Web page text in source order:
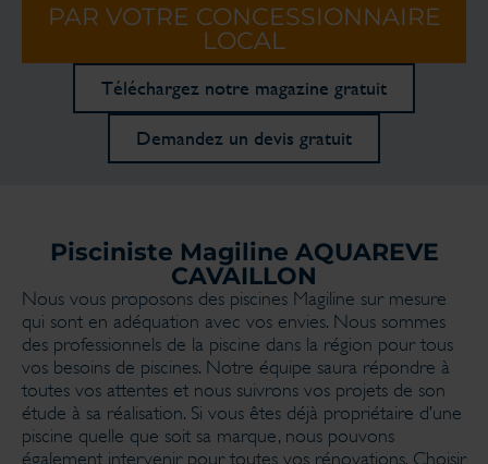
PAR VOTRE CONCESSIONNAIRE
LOCAL
Téléchargez notre magazine gratuit
Demandez un devis gratuit
Pisciniste Magiline AQUAREVE
CAVAILLON
Nous vous proposons des piscines Magiline sur mesure
qui sont en adéquation avec vos envies. Nous sommes
des professionnels de la piscine dans la région pour tous
vos besoins de piscines. Notre équipe saura répondre à
toutes vos attentes et nous suivrons vos projets de son
étude à sa réalisation. Si vous êtes déjà propriétaire d’une
piscine quelle que soit sa marque, nous pouvons
également intervenir pour toutes vos rénovations. Choisir